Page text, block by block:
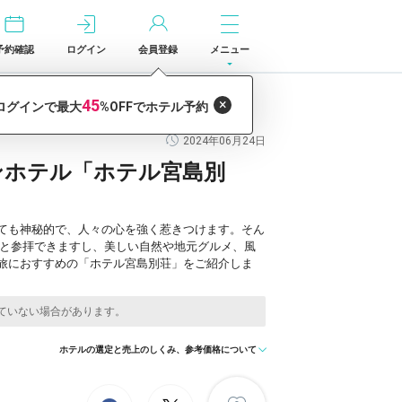
約確認 ログイン 会員登録 メニュー
2024年06月24日
テル「ホテル宮島別
神秘的で、人々の心を強く惹きつけます。そん
参拝できますし、美しい自然や地元グルメ、風
おすすめの「ホテル宮島別荘」をご紹介しま
ホテルの選定と売上のしくみ、参考価格について